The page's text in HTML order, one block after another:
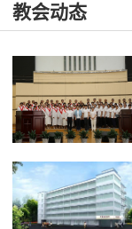
教会动态